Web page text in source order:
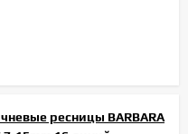
ресницы BARBARA